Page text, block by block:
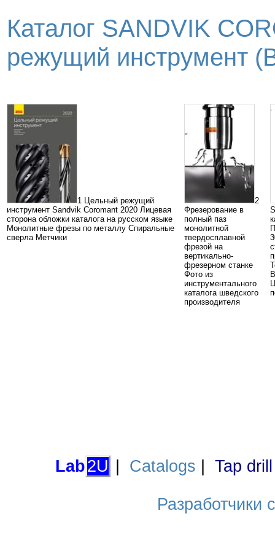
Каталог SANDVIK
режущий инструмент
1 Цельный режущий
инструмент Sandvik Coromant 2020 Лицевая
сторона обложки каталога на русском языке
Монолитные фрезы по металлу Спиральные
сверла Метчики
2
Фрезерование в
полный паз
монолитной
твердосплавной
фрезой на
вертикально-
фрезерном станке
Фото из
инструментального
каталога шведского
производителя
Lab2U Catalogs Tap
Разработчики